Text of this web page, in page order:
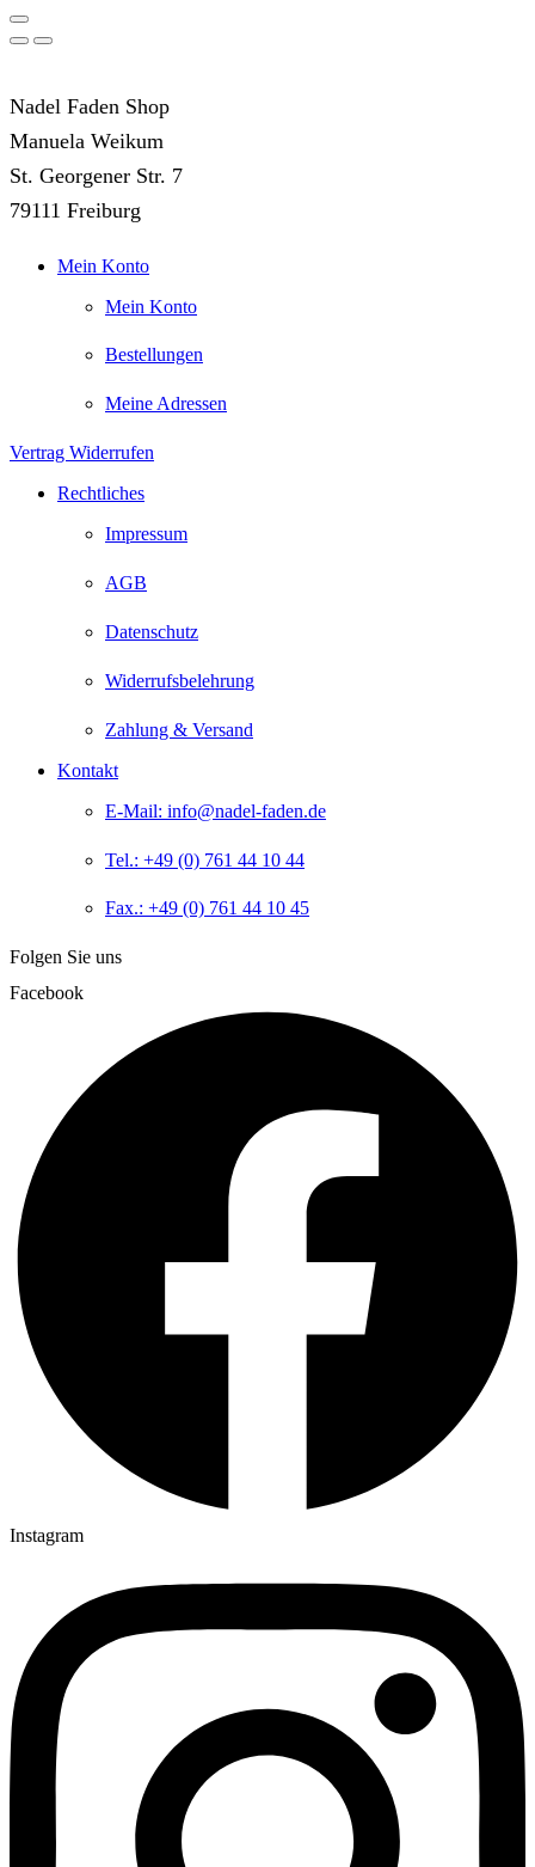
Nadel Faden Shop
Manuela Weikum
St. Georgener Str. 7
79111 Freiburg
Mein Konto
Mein Konto
Bestellungen
Meine Adressen
Vertrag Widerrufen
Rechtliches
Impressum
AGB
Datenschutz
Widerrufsbelehrung
Zahlung & Versand
Kontakt
E-Mail: info@nadel-faden.de
Tel.: +49 (0) 761 44 10 44
Fax.: +49 (0) 761 44 10 45
Folgen Sie uns
Facebook
Instagram